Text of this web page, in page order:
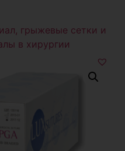
грыжевые сетки и
в хирургии